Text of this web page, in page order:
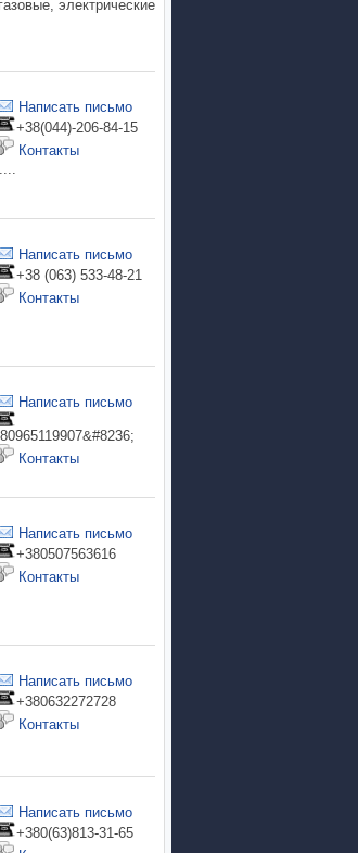
электрические
Написать письмо
+38(044)-206-84-15
Контакты
Написать письмо
+38 (063) 533-48-21
Контакты
Написать письмо
Контакты
Написать письмо
+380507563616
Контакты
Написать письмо
+380632272728
Контакты
Написать письмо
+380(63)813-31-65